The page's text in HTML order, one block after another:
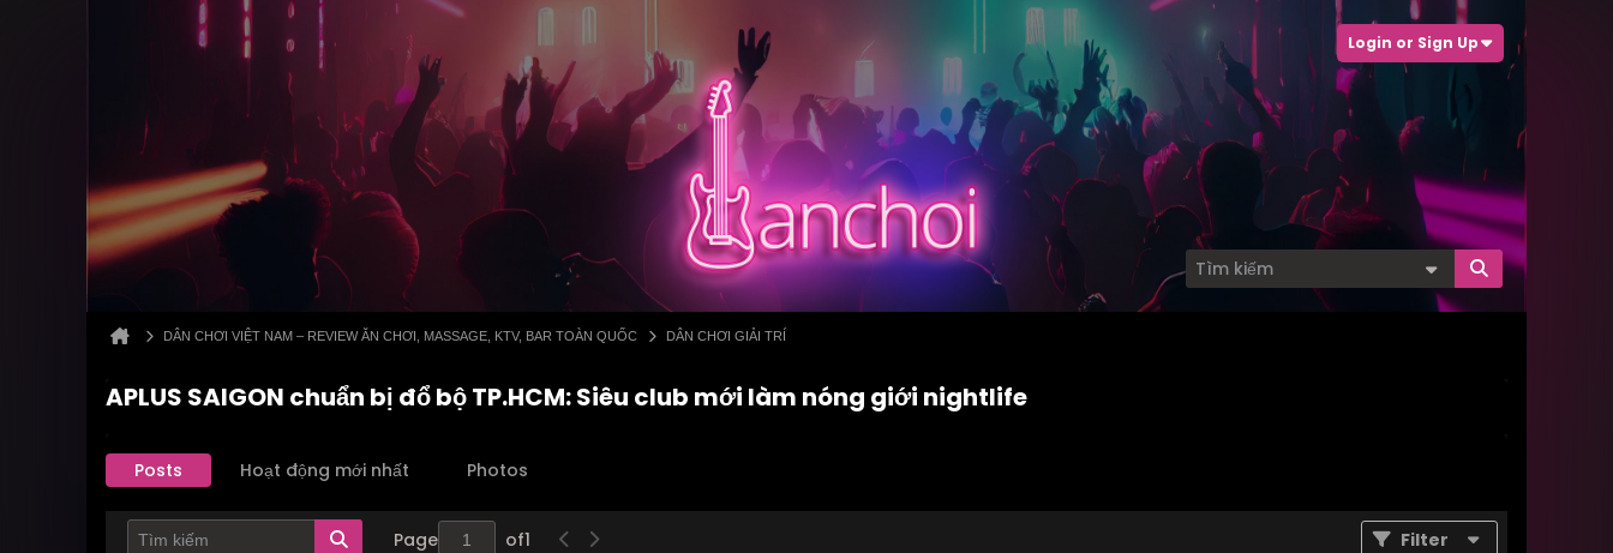
Login or Sign Up
DÂN CHƠI VIỆT NAM – REVIEW ĂN CHƠI, MASSAGE, KTV, BAR TOÀN QUỐC DÂN CHƠI GIẢI TRÍ
APLUS SAIGON chuẩn bị đổ bộ TP.HCM: Siêu club mới làm nóng giới nightlife
Posts Hoạt động mới nhất Photos
Page of1 Filter